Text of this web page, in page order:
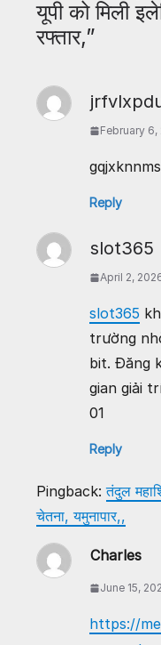
यूपी को मिली
रफ्तार,”
February 6,
Reply
slot365
April 2,
slot365
trường
bit. Đăng
gian giải
01
Reply
Pingback:तंदुल
चेतना, यमुनापार,,
Charles
June 15,
https://